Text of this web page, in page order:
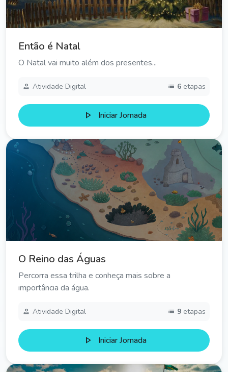
Então é Natal
O Natal vai muito além dos presentes...
person Atividade Digital list 6 etapas
play_arrow Iniciar Jornada
O Reino das Águas
Percorra essa trilha e conheça mais sobre a
importância da água.
person Atividade Digital list 9 etapas
play_arrow Iniciar Jornada